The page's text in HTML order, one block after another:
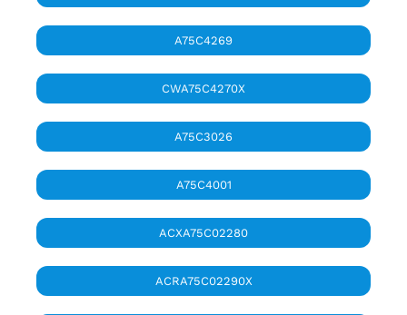
A75C4269
CWA75C4270X
A75C3026
A75C4001
ACXA75C02280
ACRA75C02290X